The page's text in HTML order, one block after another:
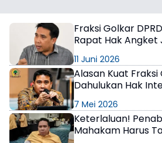
Kubar
Kutim
PPU
Mahulu
Paser
Berau
Internasional
Feature
Fraksi Golkar
Rapat Hak Angket
11 Juni 2026
Alasan Kuat
Dahulukan Hak
7 Mei 2026
Keterlaluan!
Mahakam Harus